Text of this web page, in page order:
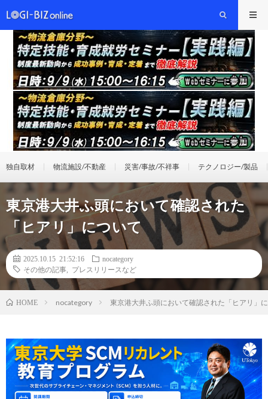
独自取材 物流施設/不動産 災害/事故/不祥事 テクノロジー/製品
東京港大井ふ頭において確認された
「ヒアリ」について
2025.10.15 21:52:16
nocategory
その他の記事
プレスリリースなど
HOME nocategory 東京港大井ふ頭において確認された「ヒアリ」